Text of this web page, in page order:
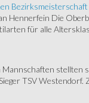
Bezirksmeisterschaft
Hennerfein Die
für alle
stellten
TSV